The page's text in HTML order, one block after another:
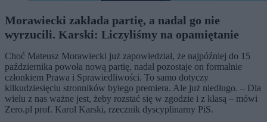
Morawiecki zakłada partię, a nadal go nie
wyrzucili. Karski: Liczyliśmy na opamiętanie
Choć Mateusz Morawiecki już zapowiedział, że najpóźniej do 15
października powoła nową partię, nadal pozostaje on formalnie
członkiem Prawa i Sprawiedliwości. To samo dotyczy
kilkudziesięciu stronników byłego premiera. Ale już niedługo. – Dla
wielu z nas ważne jest, żeby rozstać się w zgodzie i z klasą – mówi
Zero.pl prof. Karol Karski, rzecznik dyscyplinarny PiS.